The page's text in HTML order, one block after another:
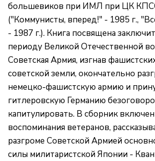
большевиков при ИМЛ при ЦК
("Коммунисты, вперед!" - 1985 г.,
- 1987 г.). Книга посвящена
периоду Великой Отечественной
Советская Армия, изгнав
советской земли, окончательно
немецко-фашистскую армию и
гитлеровскую Германию
капитулировать. В сборник
воспоминания ветеранов,
разгроме Советской Армией
силы милитаристской Японии -